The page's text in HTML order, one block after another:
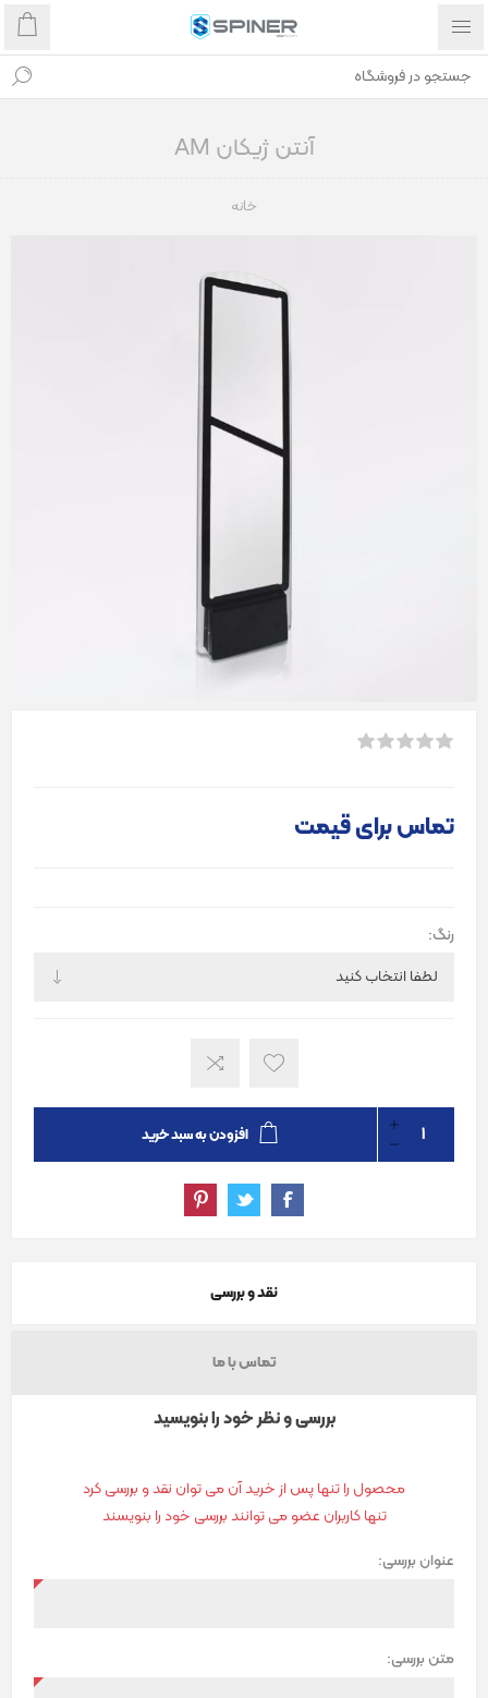
آنتن ژیکان AM
خانه
تماس برای قیمت
رنگ:
افزودن به سبد خرید
نقد و بررسی
تماس با ما
بررسی و نظر خود را بنویسید
محصول را تنها پس از خرید آن می توان نقد و بررسی کرد
تنها کاربران عضو می توانند بررسی خود را بنویسند
عنوان بررسی:
متن بررسی: